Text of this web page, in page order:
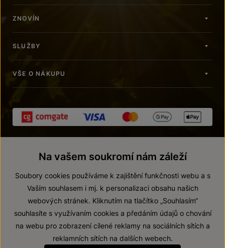
ZNOVÍN
SLUŽBY
VŠE O NÁKUPU
© 2026 ZNOVÍN ZNOJMO, a. s.
Prohlášení o přístupnosti
Na vašem soukromí nám záleží
Soubory cookies používáme k zajištění funkčnosti webu a s
Vaším souhlasem i mj. k personalizaci obsahu našich
webových stránek. Kliknutím na tlačítko „Souhlasím“
souhlasíte s využívaním cookies a předáním údajů o chování
na webu pro zobrazení cílené reklamy na sociálních sítích a
reklamních sítích na dalších webech.